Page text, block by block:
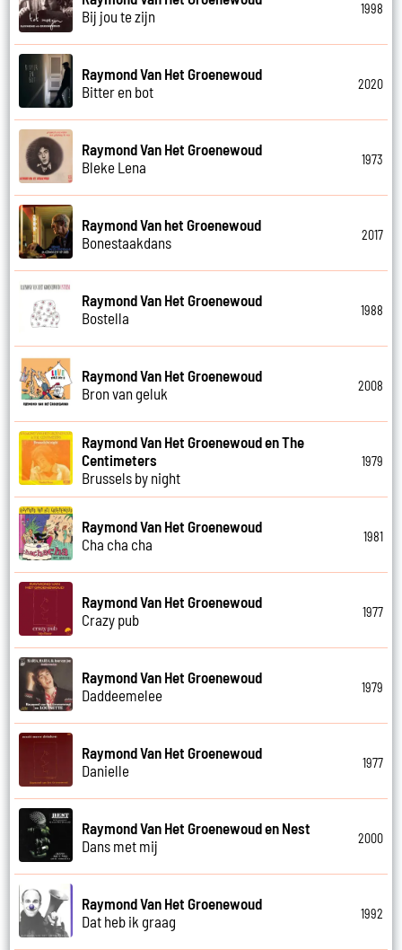
Bij jou te zijn
1998
Raymond Van Het Groenewoud
Bitter en bot
2020
Raymond Van Het Groenewoud
Bleke Lena
1973
Raymond Van het Groenewoud
Bonestaakdans
2017
Raymond Van Het Groenewoud
Bostella
1988
Raymond Van Het Groenewoud
Bron van geluk
2008
Raymond Van Het Groenewoud en The
Centimeters
Brussels by night
1979
Raymond Van Het Groenewoud
Cha cha cha
1981
Raymond Van Het Groenewoud
Crazy pub
1977
Raymond Van Het Groenewoud
Daddeemelee
1979
Raymond Van Het Groenewoud
Danielle
1977
Raymond Van Het Groenewoud en Nest
Dans met mij
2000
Raymond Van Het Groenewoud
Dat heb ik graag
1992